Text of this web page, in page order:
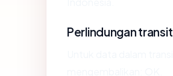
Perlindungan transit